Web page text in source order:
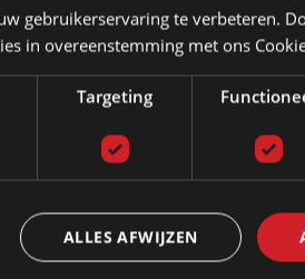
microvezel een goede optie. Het
Geniet van een heerlijk hygiënisch en
gebruikerservaring te verbeteren.
in overeenstemming met ons
Targeting
ALLES AFWIJZEN